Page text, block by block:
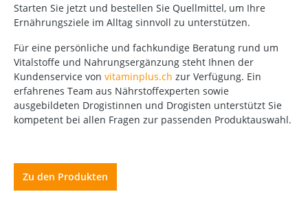
Starten Sie jetzt und bestellen Sie Quellmittel, um Ihre
Ernährungsziele im Alltag sinnvoll zu unterstützen.
Für eine persönliche und fachkundige Beratung rund um
Vitalstoffe und Nahrungsergänzung steht Ihnen der
Kundenservice von vitaminplus.ch zur Verfügung. Ein
erfahrenes Team aus Nährstoffexperten sowie
ausgebildeten Drogistinnen und Drogisten unterstützt Sie
kompetent bei allen Fragen zur passenden Produktauswahl.
Zu den Produkten